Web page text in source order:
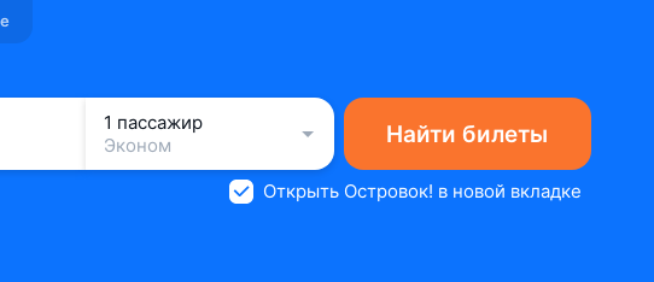
1 пассажир
Эконом
Найти билеты
Открыть Островок! в новой вкладке